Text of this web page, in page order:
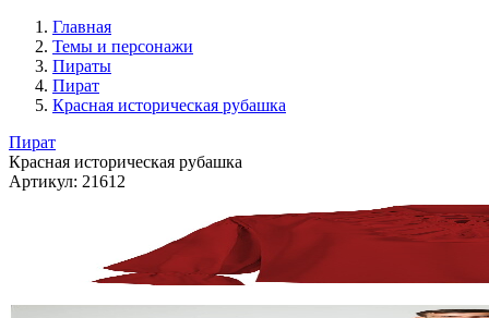
Главная
Темы и персонажи
Пираты
Пират
Красная историческая рубашка
Пират
Красная историческая рубашка
Артикул: 21612